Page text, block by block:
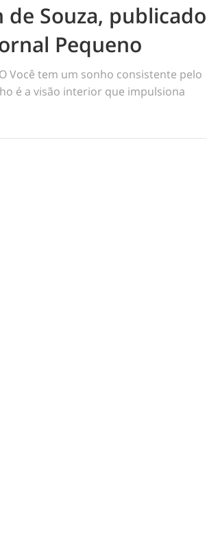
Souza, publicado
Pequeno
Você tem um sonho consistente pelo
é a visão interior que impulsiona